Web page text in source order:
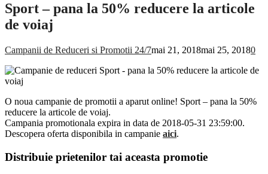
Sport – pana la 50% reducere la articole
de voiaj
Campanii de Reduceri si Promotii 24/7mai 21, 2018mai 25, 20180
O noua campanie de promotii a aparut online! Sport – pana la 50%
reducere la articole de voiaj.
Campania promotionala expira in data de 2018-05-31 23:59:00.
Descopera oferta disponibila in campanie aici.
Distribuie prietenilor tai aceasta promotie